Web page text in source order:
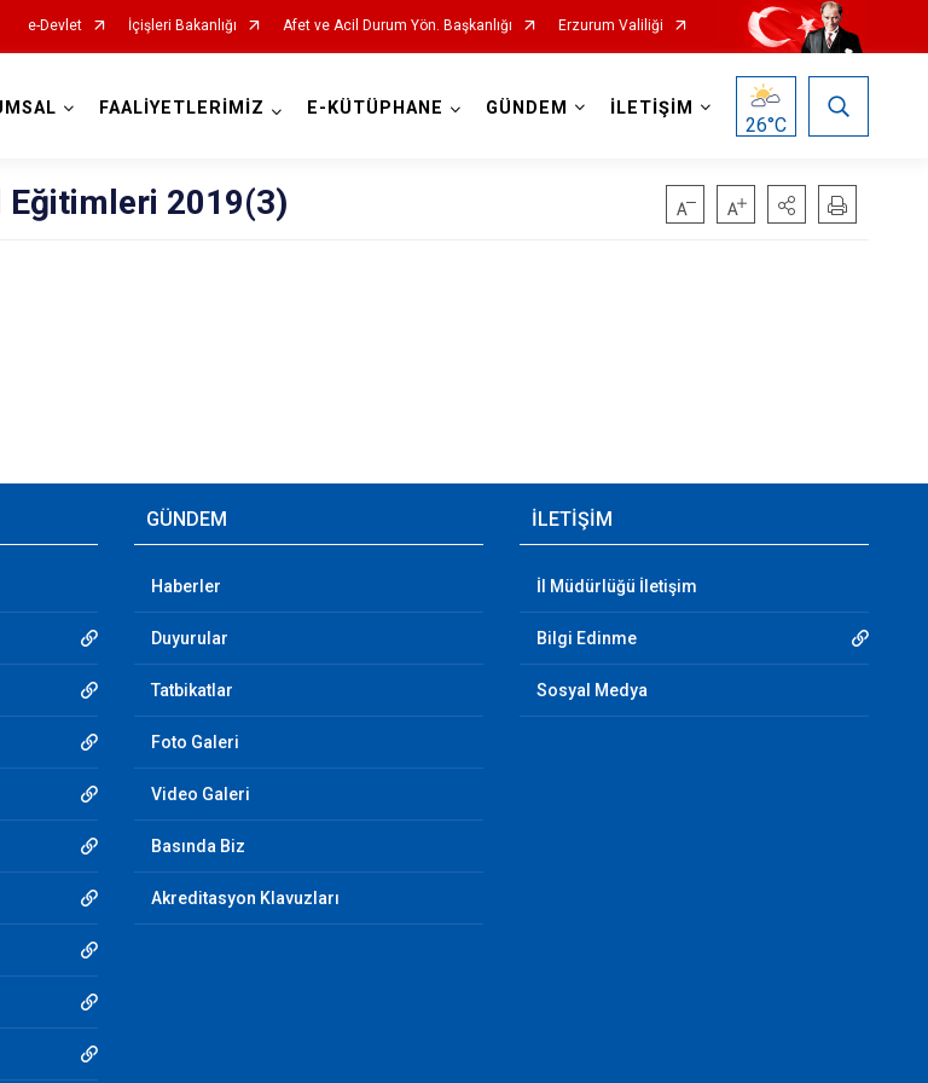
e-Devlet İçişleri Bakanlığı Afet ve Acil Durum Yön. Başkanlığı Erzurum Valiliği
FAALİYETLERİMİZ E-KÜTÜPHANE GÜNDEM İLETİŞİM
26°C
Eğitimleri 2019(3)
GÜNDEM
Haberler
Duyurular
Tatbikatlar
Foto Galeri
Video Galeri
Basında Biz
Akreditasyon Klavuzları
İLETİŞİM
İl Müdürlüğü İletişim
Bilgi Edinme
Sosyal Medya